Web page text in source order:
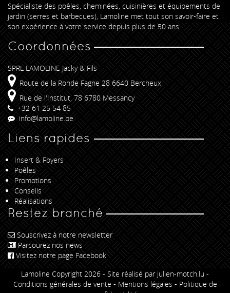
Spécialiste des poêles, cheminées, cuisinières et équipements de
jardin (serres et barbecues), Lamoline met tout son savoir-faire et
son expérience à votre service depuis plus de 50 ans.
Coordonnées
SPRL LAMOLINE Jacky & Fils
Route de la Ronde Fagne 28 6640 Bercheux
Rue de l'Institut, 78 6780 Messancy
+32 61 25 54 85
info@lamoline.be
Liens rapides
Insert & Foyers
Poêles
Promotions
Conseils
Réalisations
Restez branché
Souscrivez à notre newsletter
Parcourez nos news
Visitez notre page Facebook
Lamoline Copyright 2026 - Site réalisé par julien-motch.lu -
Conditions générales de vente - Mentions légales - Politique de